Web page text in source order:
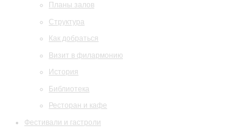
Планы залов
Структура
Как добраться
Визит в филармонию
История
Библиотека
Ресторан и кафе
Фестивали и гастроли